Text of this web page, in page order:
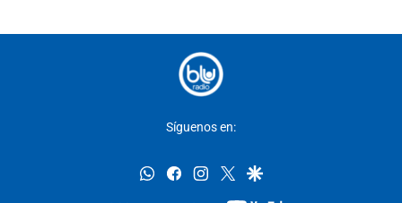
Síguenos en:
whatsappfacebookinstagram
twittergoogle